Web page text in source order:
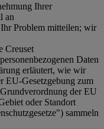
Ihrer
an
Problem mitteilen; wir
Creuset
Daten
erläutert, wie wir
EU-Gesetzgebung zum
der EU
oder Standort
") sammeln